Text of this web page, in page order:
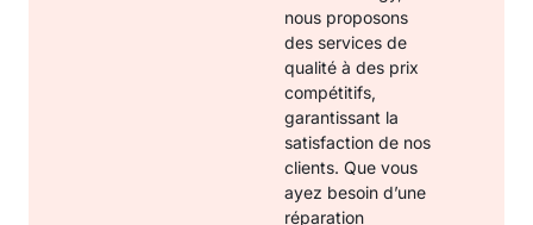
nous proposons
des services de
qualité à des prix
compétitifs,
garantissant la
satisfaction de nos
clients. Que vous
ayez besoin d’une
réparation